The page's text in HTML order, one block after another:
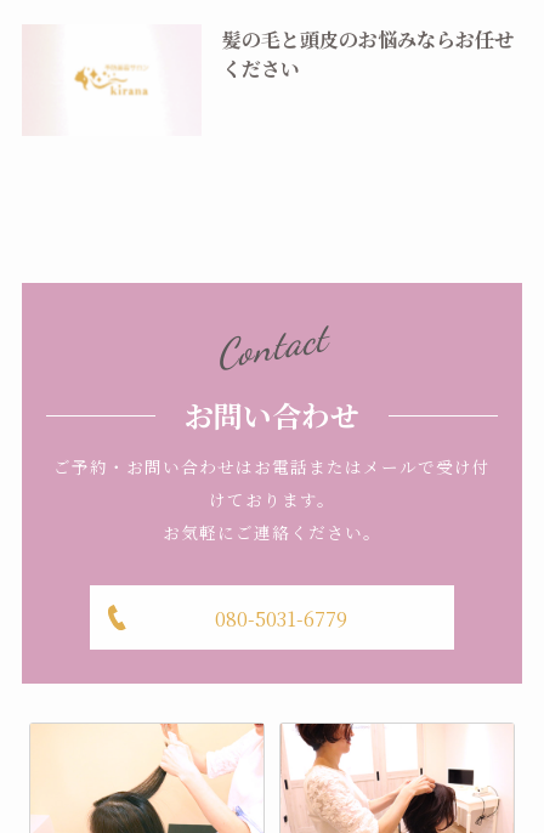
髪の毛と頭皮のお悩みならお任せ
ください
Contact
お問い合わせ
ご予約・お問い合わせはお電話またはメールで受け付
けております。
お気軽にご連絡ください。
080-5031-6779